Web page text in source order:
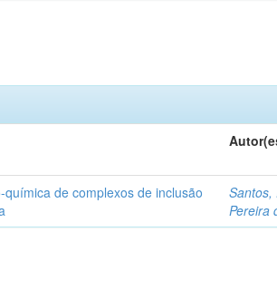
de complexos de inclusão
Santos,
Pereira